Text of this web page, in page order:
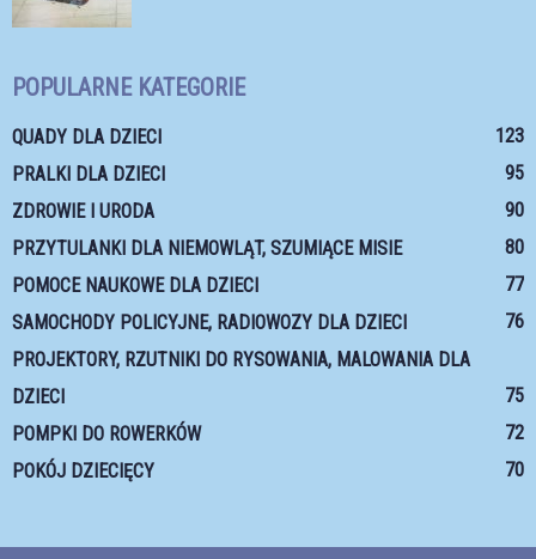
POPULARNE KATEGORIE
QUADY DLA DZIECI
123
PRALKI DLA DZIECI
95
ZDROWIE I URODA
90
PRZYTULANKI DLA NIEMOWLĄT, SZUMIĄCE MISIE
80
POMOCE NAUKOWE DLA DZIECI
77
SAMOCHODY POLICYJNE, RADIOWOZY DLA DZIECI
76
PROJEKTORY, RZUTNIKI DO RYSOWANIA, MALOWANIA DLA
DZIECI
75
POMPKI DO ROWERKÓW
72
POKÓJ DZIECIĘCY
70